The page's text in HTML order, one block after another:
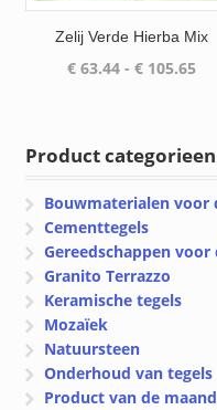
Zelij Verde Hierba Mix
€63.44 - €105.65
Product categorieen
Bouwmaterialen voor
Cementtegels
Gereedschappen
Granito Terrazzo
Keramische tegels
Mozaïek
Natuursteen
Onderhoud van tegels
Product van de maand